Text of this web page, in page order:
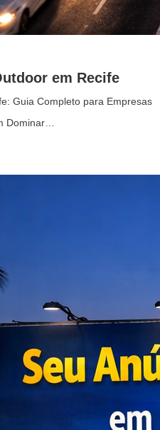
em Recife
Guia Completo para Empresas
Dominar…